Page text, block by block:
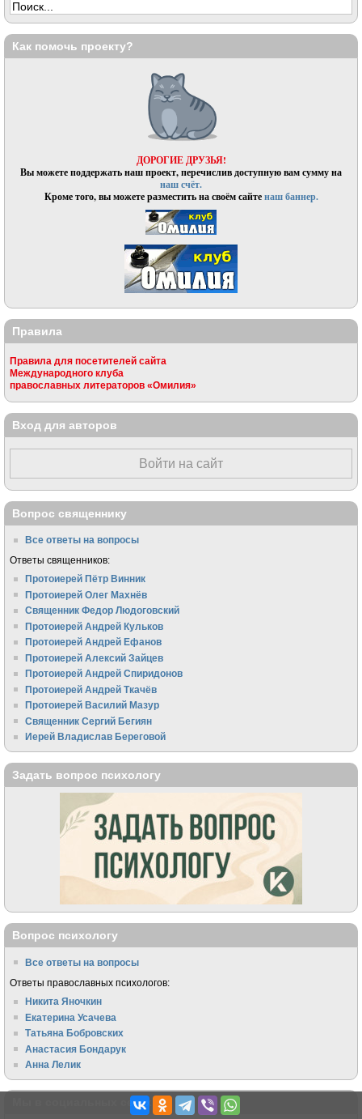
Как помочь проекту?
ДОРОГИЕ ДРУЗЬЯ!
Вы можете поддержать наш проект, перечислив доступную вам сумму на
наш счёт.
Кроме того, вы можете разместить на своём сайтенаш баннер.
Правила
Правила для посетителей сайта
Международного клуба
православных литераторов «Омилия»
Вход для авторов
Войти на сайт
Вопрос священнику
Все ответы на вопросы
Ответы священников:
Протоиерей Пётр Винник
Протоиерей Олег Махнёв
Священник Федор Людоговский
Протоиерей Андрей Кульков
Протоиерей Андрей Ефанов
Протоиерей Алексий Зайцев
Протоиерей Андрей Спиридонов
Протоиерей Андрей Ткачёв
Протоиерей Василий Мазур
Священник Сергий Бегиян
Иерей Владислав Береговой
Задать вопрос психологу
Вопрос психологу
Все ответы на вопросы
Ответы православных психологов:
Никита Яночкин
Екатерина Усачева
Татьяна Бобровских
Анастасия Бондарук
Анна Лелик
Мы в социальных сетях